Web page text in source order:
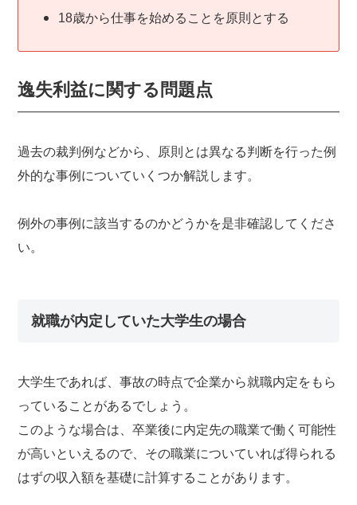
18歳から仕事を始めることを原則とする
逸失利益に関する問題点
過去の裁判例などから、原則とは異なる判断を行った例
外的な事例についていくつか解説します。
例外の事例に該当するのかどうかを是非確認してくださ
い。
就職が内定していた大学生の場合
大学生であれば、事故の時点で企業から就職内定をもら
っていることがあるでしょう。
このような場合は、卒業後に内定先の職業で働く可能性
が高いといえるので、その職業についていれば得られる
はずの収入額を基礎に計算することがあります。